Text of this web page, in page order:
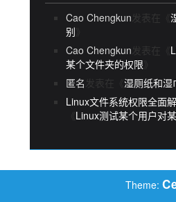
Cao Chengkun发表在《
别
Cao Chengkun发表在《
某个文件夹的权限
匿名 发表在《 湿厕纸和湿
Linux文件系统权限全面
Linux测试某个用户对
Theme: